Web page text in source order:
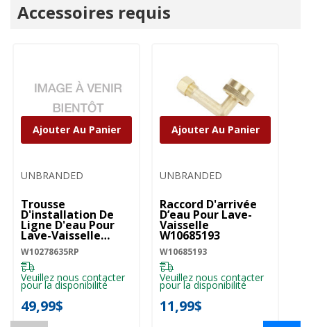
Accessoires requis
UNBRANDED
Trousse
D'installation De
Ligne D'eau Pour
Lave-Vaisselle
W10278635RP
W10278635RP
Veuillez nous contacter
pour la disponibilité
49,99$
Ajouter Au Panier
UNBRANDED
Raccord D'arrivée
D’eau Pour Lave-
Vaisselle
W10685193
W10685193
Veuillez nous contacter
pour la disponibilité
11,99$
Ajouter Au Panier